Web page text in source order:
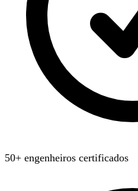
50+ engenheiros certificados